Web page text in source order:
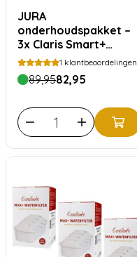
JURA
onderhoudspakket –
3x Claris Smart+
waterfilter + 25x
reinigingstabletten
1 klantbeoordelingen
89,9582,95